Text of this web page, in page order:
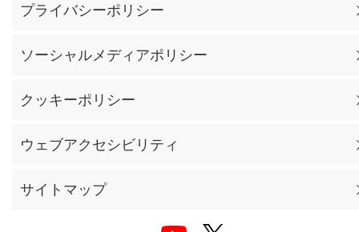
プライバシーポリシー
ソーシャルメディアポリシー
クッキーポリシー
ウェブアクセシビリティ
サイトマップ